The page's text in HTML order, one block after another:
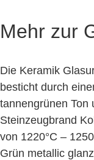
Mehr zur
Die Keramik
besticht durch
tannengrünen Ton
Steinzeugbrand
von 1220°C –
Grün metallic